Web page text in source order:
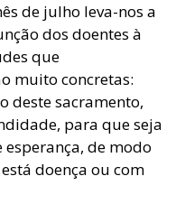
de julho leva-nos a
dos doentes à
que
muito concretas:
deste sacramento,
para que seja
de modo
doença ou com